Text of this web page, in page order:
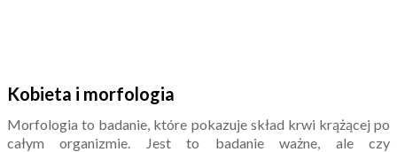
Kobieta i morfologia
Morfologia to badanie, które pokazuje skład krwi krążącej po
całym organizmie. Jest to badanie ważne, ale czy